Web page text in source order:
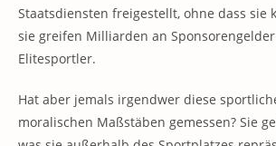
Staatsdiensten freigestellt, ohne dass sie
sie greifen Milliarden an
Elitesportler.
Hat aber jemals irgendwer diese
moralischen Maßstäben gemessen? Sie